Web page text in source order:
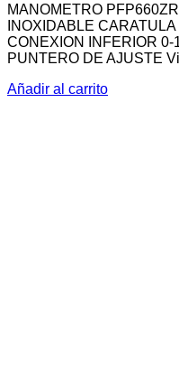
MANOMETRO
INOXIDABLE
CONEXION INFERIOR
PUNTERO DE AJUSTE
Añadir al carrito